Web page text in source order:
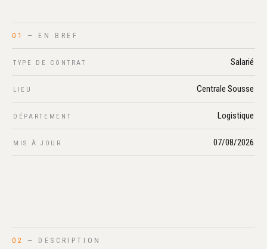
01 — EN BREF
TYPE DE CONTRAT Salarié
LIEU Centrale Sousse
DÉPARTEMENT Logistique
MIS À JOUR 07/08/2026
02 — DESCRIPTION